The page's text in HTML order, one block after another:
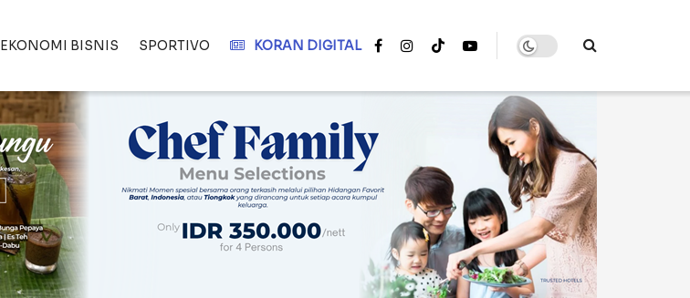
EKONOMI BISNIS SPORTIVO KORAN DIGITAL